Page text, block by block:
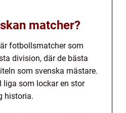
matcher?
fotbollsmatcher som
division, där de bästa
som svenska mästare.
liga som lockar en stor
historia.